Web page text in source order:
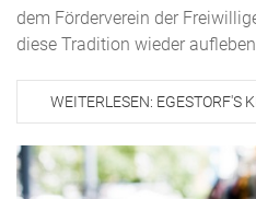
dem Förderverein der
diese Tradition wieder
WEITERLESEN: EGESTORF'S